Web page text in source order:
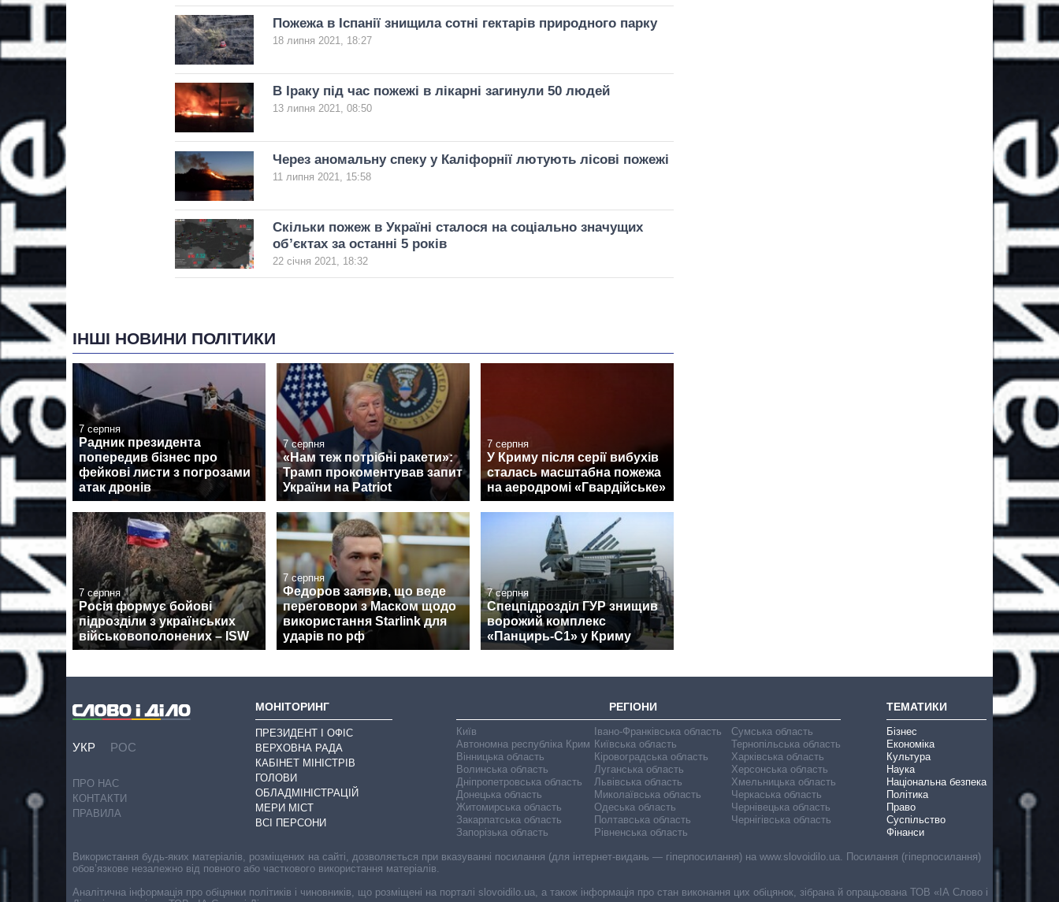
Пожежа в Іспанії знищила сотні гектарів природного парку
18 липня 2021, 18:27
В Іраку під час пожежі в лікарні загинули 50 людей
13 липня 2021, 08:50
Через аномальну спеку у Каліфорнії лютують лісові пожежі
11 липня 2021, 15:58
Скільки пожеж в Україні сталося на соціально значущих
об’єктах за останні 5 років
22 січня 2021, 18:32
ІНШІ НОВИНИ ПОЛІТИКИ
7 серпня
Радник президента
попередив бізнес про
фейкові листи з погрозами
атак дронів
7 серпня
«Нам теж потрібні ракети»:
Трамп прокоментував запит
України на Patriot
7 серпня
У Криму після серії вибухів
сталась масштабна пожежа
на аеродромі «Гвардійське»
7 серпня
Росія формує бойові
підрозділи з українських
військовополонених – ISW
7 серпня
Федоров заявив, що веде
переговори з Маском щодо
використання Starlink для
ударів по рф
7 серпня
Спецпідрозділ ГУР знищив
ворожий комплекс
«Панцирь-С1» у Криму
УКР РОС
ПРО НАС
КОНТАКТИ
ПРАВИЛА
МОНІТОРИНГ
ПРЕЗИДЕНТ І ОФІС
ВЕРХОВНА РАДА
КАБІНЕТ МІНІСТРІВ
ГОЛОВИ
ОБЛАДМІНІСТРАЦІЙ
МЕРИ МІСТ
ВСІ ПЕРСОНИ
РЕГІОНИ
Київ
Автономна республіка Крим
Вінницька область
Волинська область
Дніпропетровська область
Донецька область
Житомирська область
Закарпатська область
Запорізька область
Івано-Франківська область
Київська область
Кіровоградська область
Луганська область
Львівська область
Миколаївська область
Одеська область
Полтавська область
Рівненська область
Сумська область
Тернопільська область
Харківська область
Херсонська область
Хмельницька область
Черкаська область
Чернівецька область
Чернігівська область
ТЕМАТИКИ
Бізнес
Економіка
Культура
Наука
Національна безпека
Політика
Право
Суспільство
Фінанси
Використання будь-яких матеріалів, розміщених на сайті, дозволяється при вказуванні посилання (для інтернет-видань — гіперпосилання) на www.slovoidilo.ua. Посилання (гіперпосилання)
обов’язкове незалежно від повного або часткового використання матеріалів.
Аналітична інформація про обіцянки політиків і чиновників, що розміщені на порталі slovoidilo.ua, а також інформація про стан виконання цих обіцянок, зібрана й опрацьована ТОВ «ІА Слово і